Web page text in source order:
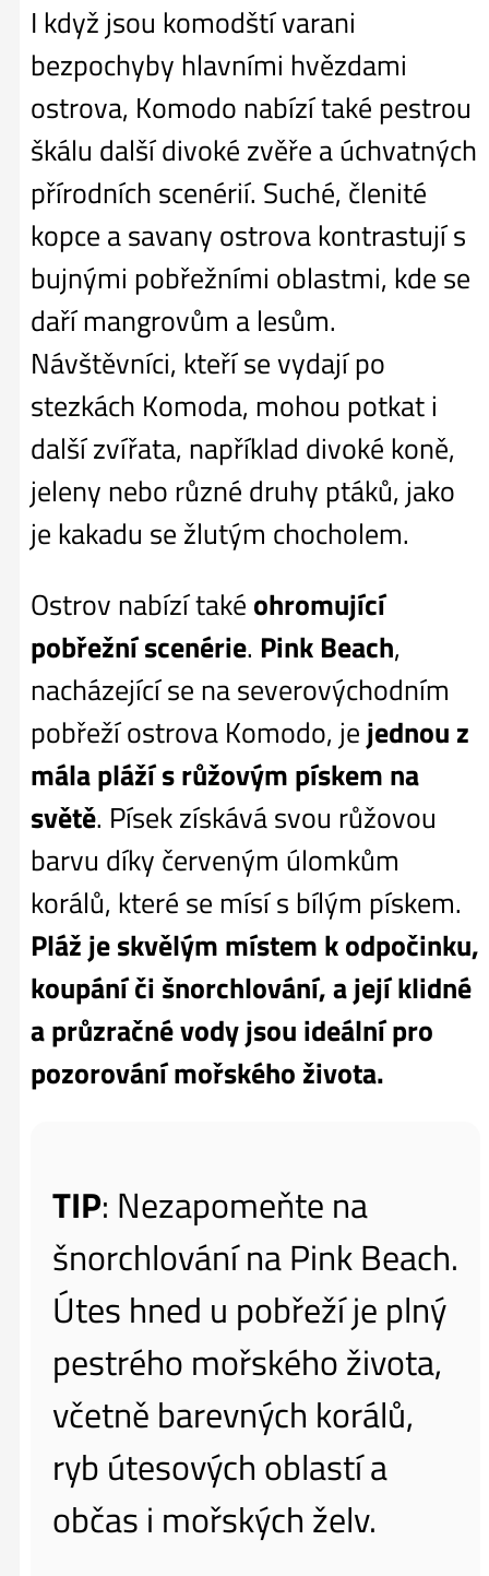
I když jsou komodští varani
bezpochyby hlavními hvězdami
ostrova, Komodo nabízí také pestrou
škálu další divoké zvěře a úchvatných
přírodních scenérií. Suché, členité
kopce a savany ostrova kontrastují s
bujnými pobřežními oblastmi, kde se
daří mangrovům a lesům.
Návštěvníci, kteří se vydají po
stezkách Komoda, mohou potkat i
další zvířata, například divoké koně,
jeleny nebo různé druhy ptáků, jako
je kakadu se žlutým chocholem.
Ostrov nabízí také ohromující
pobřežní scenérie. Pink Beach,
nacházející se na severovýchodním
pobřeží ostrova Komodo, je jednou z
mála pláží s růžovým pískem na
světě. Písek získává svou růžovou
barvu díky červeným úlomkům
korálů, které se mísí s bílým pískem.
Pláž je skvělým místem k odpočinku,
koupání či šnorchlování, a její klidné
a průzračné vody jsou ideální pro
pozorování mořského života.
TIP: Nezapomeňte na
šnorchlování na Pink Beach.
Útes hned u pobřeží je plný
pestrého mořského života,
včetně barevných korálů,
ryb útesových oblastí a
občas i mořských želv.